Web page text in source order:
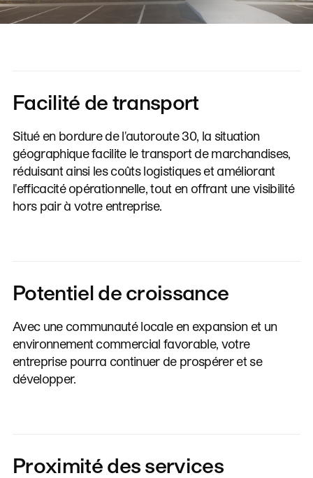
Facilité de transport
Situé en bordure de l'autoroute 30, la situation
géographique facilite le transport de marchandises,
réduisant ainsi les coûts logistiques et améliorant
l'efficacité opérationnelle, tout en offrant une visibilité
hors pair à votre entreprise.
Potentiel de croissance
Avec une communauté locale en expansion et un
environnement commercial favorable, votre
entreprise pourra continuer de prospérer et se
développer.
Proximité des services